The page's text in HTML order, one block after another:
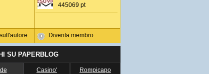
445069 pt
Diventa membro
SU PAPERBLOG
Casino' Rompicapo